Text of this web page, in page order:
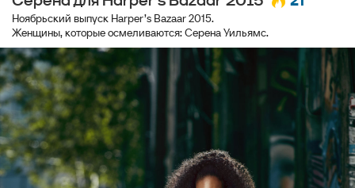
Ноябрьский выпуск Harper’s Bazaar 2015.
Женщины, которые осмеливаются: Серена Уильямс.